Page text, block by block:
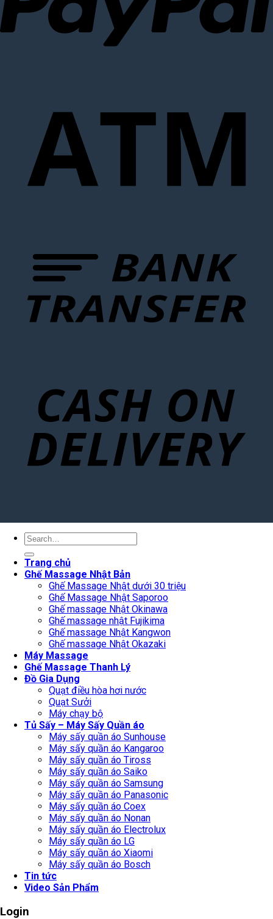
Search
for:
Trang chủ
Ghế Massage Nhật Bản
Ghế Massage Nhật dưới 30 triệu
Ghế Massage Nhật Saporoo
Ghế massage Nhật Okinawa
Ghế massage nhật Fujikima
Ghế massage Nhật Kangwon
Ghế massage Nhật Okazaki
Máy Massage
Ghế Massage Thanh Lý
Đồ Gia Dụng
Quạt điều hòa hơi nước
Quạt Sưởi
Máy chạy bộ
Tủ Sấy – Máy Sấy Quần áo
Máy sấy quần áo Sunhouse
Máy sấy quần áo Kangaroo
Máy sấy quần áo Tiross
Máy sấy quần áo Saiko
Máy sấy quần áo Samsung
Máy sấy quần áo Panasonic
Máy sấy quần áo Coex
Máy sấy quần áo Nonan
Máy sấy quần áo Electrolux
Máy sấy quần áo LG
Máy sấy quần áo Xiaomi
Máy sấy quần áo Bosch
Tin tức
Video Sản Phẩm
Login